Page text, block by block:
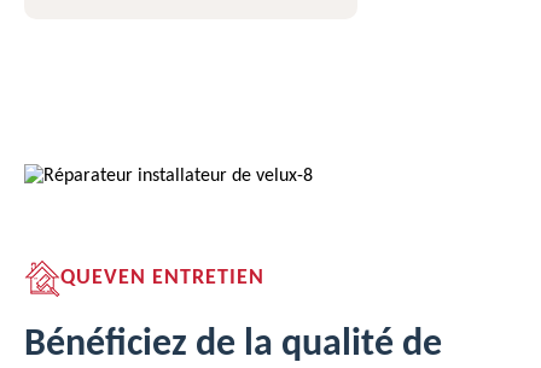
QUEVEN ENTRETIEN
Bénéficiez de la qualité de